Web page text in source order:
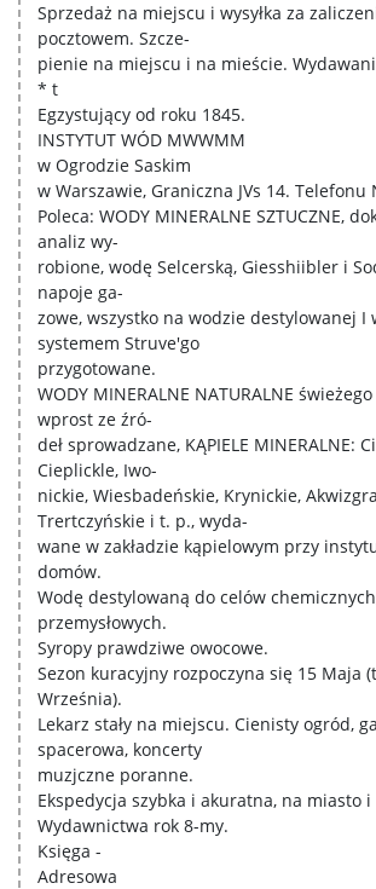
Sprzedaż na miejscu i wysyłka za
pocztowem. Szcze-
pienie na miejscu i na mieście.
* t
Egzystujący od roku 1845.
INSTYTUT WÓD MWWMM
w Ogrodzie Saskim
w Warszawie, Graniczna JVs 14. Telefonu
Poleca: WODY MINERALNE SZTUCZNE,
analiz wy-
robione, wodę Selcerską, Giesshiibler i
napoje ga-
zowe, wszystko na wodzie destylowanej I
systemem Struve'go
przygotowane.
WODY MINERALNE NATURALNE
wprost ze źró-
deł sprowadzane, KĄPIELE MINERALNE:
Cieplickle, Iwo-
nickie, Wiesbadeńskie, Krynickie,
Trertczyńskie i t. p., wyda-
wane w zakładzie kąpielowym przy
domów.
Wodę destylowaną do celów
przemysłowych.
Syropy prawdziwe owocowe.
Sezon kuracyjny rozpoczyna się 15 Maja
Września).
Lekarz stały na miejscu. Cienisty ogród,
spacerowa, koncerty
muzjczne poranne.
Ekspedycja szybka i akuratna, na miasto
Wydawnictwa rok 8-my.
Księga -
Adresowa